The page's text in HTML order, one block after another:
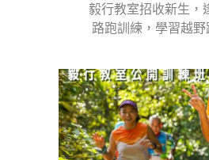
毅行教室招收新生，
路跑訓練，學習越野